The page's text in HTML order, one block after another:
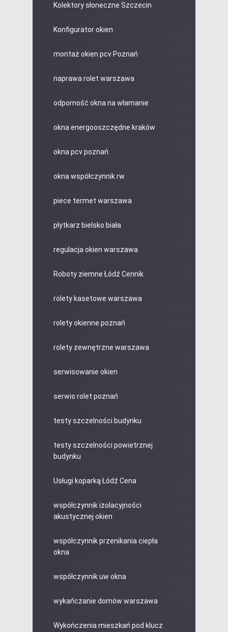
Kolektory słoneczne Szczecin
Konfigurator okien
montaż okien pcv Poznań
naprawa rolet warszawa
odporność okna na włamanie
okna energooszczędne kraków
okna pcv poznań
okna współczynnik rw
piece termet warszawa
płytkarz bielsko biała
regulacja okien warszawa
Roboty ziemne Łódź Cennik
rolety kasetowe warszawa
rolety okienne poznań
rolety zewnętrzne warszawa
serwisowanie okien
serwis rolet poznań
testy szczelności budynku
testy szczelności powietrznej
budynku
Usługi koparką Łódź Cena
współczynnik izolacyjności
akustycznej okien
współczynnik przenikania ciepła
okna
współczynnik uw okna
wykańczanie domów warszawa
Wykończenia mieszkań pod klucz